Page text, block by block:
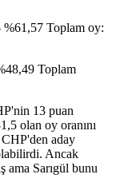
Toplam oy:
Toplam
13 puan
olan oy oranını
CHP'den aday
Ancak
ama Sarıgül bunu